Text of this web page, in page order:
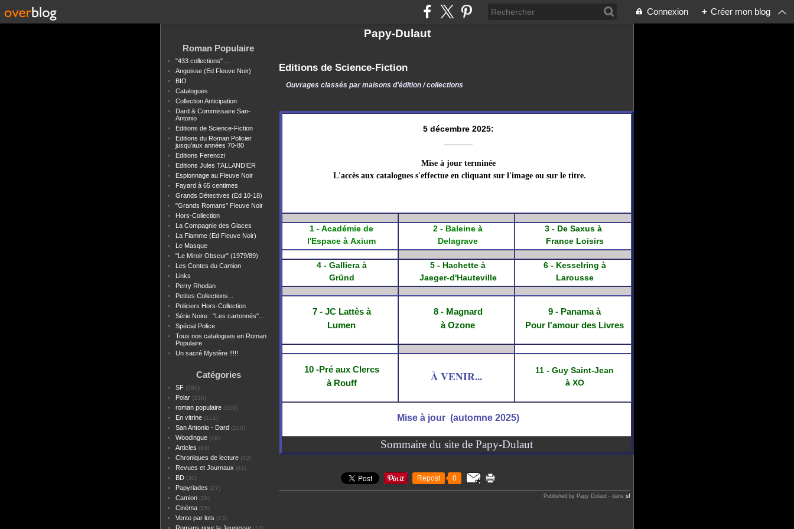
Connexion + Créer mon blog
Papy-Dulaut
Roman Populaire
"433 collections" ...
Angoisse (Ed Fleuve Noir)
BIO
Catalogues
Collection Anticipation
Dard & Commissaire San-
Antonio
Editions de Science-Fiction
Editions du Roman Policier
jusqu'aux années 70-80
Editions Ferenczi
Editions Jules TALLANDIER
Espionnage au Fleuve Noir
Fayard à 65 centimes
Grands Détectives (Ed 10-18)
"Grands Romans" Fleuve Noir
Hors-Collection
La Compagnie des Glaces
La Flamme (Ed Fleuve Noir)
Le Masque
"Le Miroir Obscur" (1979/89)
Les Contes du Camion
Links
Perry Rhodan
Petites Collections...
Policiers Hors-Collection
Série Noire : "Les cartonnés"...
Spécial Police
Tous nos catalogues en Roman
Populaire
Un sacré Mystère !!!!!
Catégories
SF (386)
Polar (236)
roman populaire (159)
En vitrine (151)
San Antonio - Dard (100)
Woodingue (78)
Articles (60)
Chroniques de lecture (43)
Revues et Journaux (41)
BD (30)
Papyriades (27)
Camion (26)
Cinéma (15)
Vente par lots (13)
Editions de Science-Fiction
Ouvrages classés par maisons d'édition / collections
5 décembre 2025:
Mise à jour terminée
L'accès aux catalogues s'effectue en cliquant sur l'image ou sur le titre.
1 - Académie de
l'Espace à Axium
2 - Baleine à
Delagrave
3 - De Saxus à
France Loisirs
4 - Galliera à
Gründ
5 - Hachette à
Jaeger-d'Hauteville
6 - Kesselring à
Larousse
7 - JC Lattès à
Lumen
8 - Magnard
à Ozone
9 - Panama à
Pour l'amour des Livres
10 -Pré aux Clercs
à Rouff
À VENIR...
11 - Guy Saint-Jean
à XO
Mise à jour (automne 2025)
Sommaire du site de Papy-Dulaut
Repost 0
Published by Papy Dulaut - dans sf